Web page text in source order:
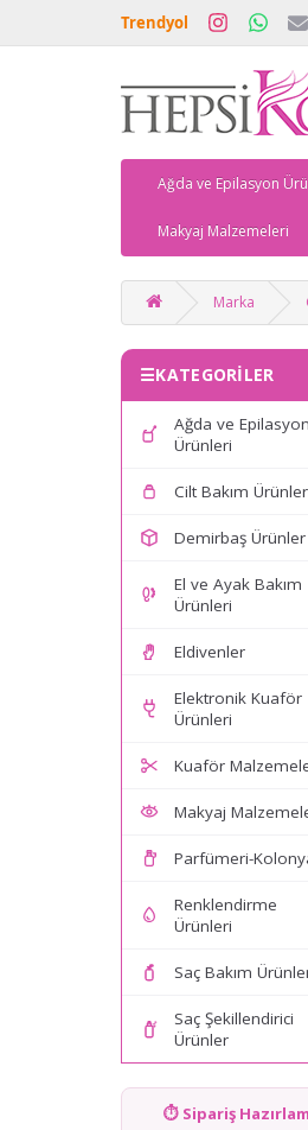
Trendyol
Ağda ve Epilasyon
Makyaj Malzemeleri
Marka
KATEGORİLER
Ağda ve Epilasyon
Ürünleri
Cilt Bakım
Demirbaş Ürünler
El ve Ayak Bakım
Ürünleri
Eldivenler
Elektronik Kuaför
Ürünleri
Kuaför
Makyaj
Parfümeri-
Renklendirme
Ürünleri
Saç Bakım
Saç Şekillendirici
Ürünler
⏱ Sipariş